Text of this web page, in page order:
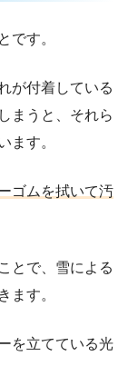
です。
が付着している
まうと、それら
ます。
ゴムを拭いて汚
ことで、雪による
ます。
を立てている光